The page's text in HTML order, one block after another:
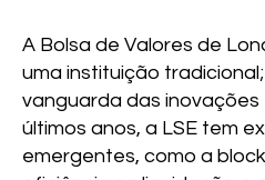
A Bolsa de Valores de
uma instituição
vanguarda das inovações
últimos anos, a LSE tem
emergentes, como a